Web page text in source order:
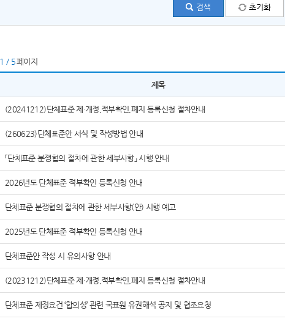
1 / 5페이지
제목
(20241212)단체표준 제·개정,적부확인,폐지 등록신청 절차안내
(260623)단체표준안 서식 및 작성방법 안내
「단체표준 분쟁협의 절차에 관한 세부사항」 시행 안내
2026년도 단체표준 적부확인 등록신청 안내
단체표준 분쟁협의 절차에 관한 세부사항(안) 시행 예고
2025년도 단체표준 적부확인 등록신청 안내
단체표준안 작성 시 유의사항 안내
(20231212)단체표준 제·개정,적부확인,폐지 등록신청 절차안내
단체표준 제정요건 ‘합의성’ 관련 국표원 유권해석 공지 및 협조요청